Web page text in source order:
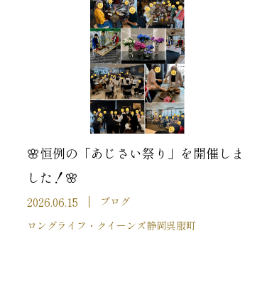
🌸恒例の「あじさい祭り」を開催しま
した！🌸
2026.06.15
ブログ
ロングライフ・クイーンズ静岡呉服町